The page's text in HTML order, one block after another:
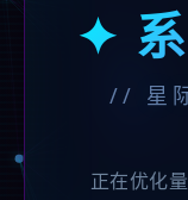
✦
// 星
正在优化